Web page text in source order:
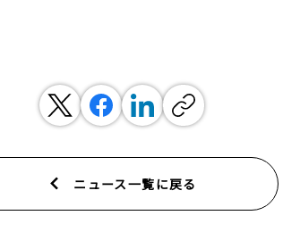
ニュース一覧に戻る